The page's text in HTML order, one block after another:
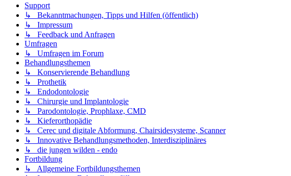
Support
↳ Bekanntmachungen, Tipps und Hilfen (öffentlich)
↳ Impressum
↳ Feedback und Anfragen
Umfragen
↳ Umfragen im Forum
Behandlungsthemen
↳ Konservierende Behandlung
↳ Prothetik
↳ Endodontologie
↳ Chirurgie und Implantologie
↳ Parodontologie, Prophlaxe, CMD
↳ Kieferorthopädie
↳ Cerec und digitale Abformung, Chairsidesysteme, Scanner
↳ Innovative Behandlungsmethoden, Interdisziplinäres
↳ die jungen wilden - endo
Fortbildung
↳ Allgemeine Fortbildungsthemen